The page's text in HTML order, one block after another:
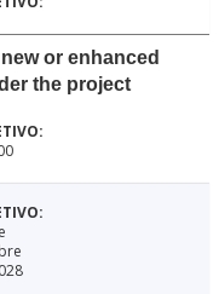
or enhanced
the project